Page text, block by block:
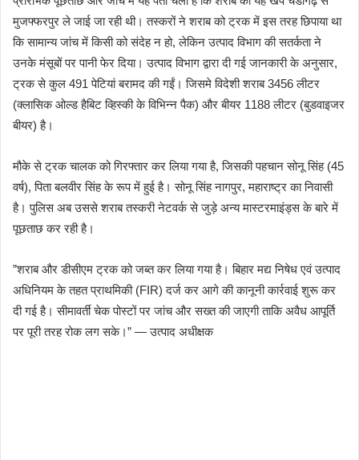
मुजफ्फरपुर ले जाई जा रही थी। तस्करों ने शराब को ट्रक में इस तरह छिपाया था
कि सामान्य जांच में किसी को संदेह न हो, लेकिन उत्पाद विभाग की सतर्कता ने
उनके मंसूबों पर पानी फेर दिया। ​उत्पाद विभाग द्वारा दी गई जानकारी के अनुसार,
ट्रक से कुल 491 पेटियां बरामद की गईं। जिसमे ​विदेशी शराब 3456 लीटर
(क्लासिक ओल्ड हैबिट व्हिस्की के विभिन्न पैक) और बीयर 1188 लीटर (बुडवाइजर
बीयर) है।
​मौके से ट्रक चालक को गिरफ्तार कर लिया गया है, जिसकी पहचान सोनू सिंह (45
वर्ष), पिता बलवीर सिंह के रूप में हुई है। सोनू सिंह नागपुर, महाराष्ट्र का निवासी
है। पुलिस अब उससे शराब तस्करी नेटवर्क से जुड़े अन्य मास्टरमाइंड्स के बारे में
पूछताछ कर रही है।
​”शराब और डीसीएम ट्रक को जब्त कर लिया गया है। बिहार मद्य निषेध एवं उत्पाद
अधिनियम के तहत प्राथमिकी (FIR) दर्ज कर आगे की कानूनी कार्रवाई शुरू कर
दी गई है। सीमावर्ती चेक पोस्टों पर जांच और सख्त की जाएगी ताकि अवैध आपूर्ति
पर पूरी तरह रोक लग सके।” — उत्पाद अधीक्षक